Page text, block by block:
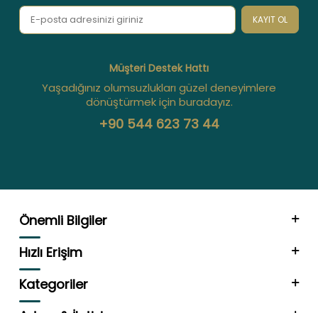
KAYIT OL
Müşteri Destek Hattı
Yaşadığınız olumsuzlukları güzel deneyimlere
dönüştürmek için buradayız.
+90 544 623 73 44
Önemli Bilgiler
Hızlı Erişim
Kategoriler